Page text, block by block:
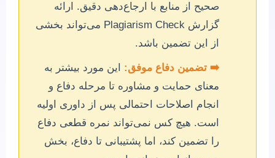
صحیح از منابع با ارجاع‌دهی دقیق. ارائه
گزارش Plagiarism Check می‌تواند بخشی
از این تضمین باشد.
➡️ تضمین دفاع موفق: این مورد بیشتر به
معنای حمایت و مشاوره تا مرحله دفاع و
انجام اصلاحات احتمالی پس از داوری اولیه
است. هیچ کس نمی‌تواند نمره قطعی دفاع
را تضمین کند، اما پشتیبانی تا دفاع، بخش